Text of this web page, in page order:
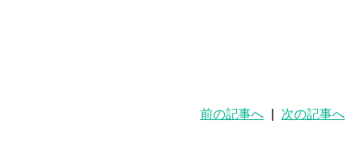
前の記事へ 次の記事へ